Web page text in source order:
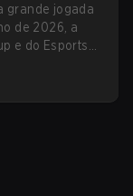
grande jogada
de 2026, a
e do Esports
co-streaming
com um